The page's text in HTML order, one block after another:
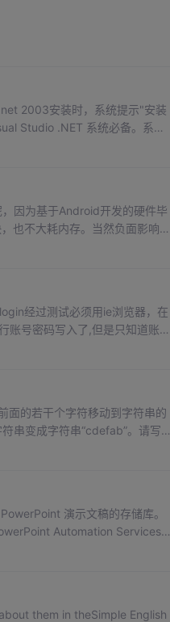
2003安装时，系统提示"安装
Studio .NET 系统必备。系统
程序，以后再安装。" 系统重新
因为基于Android开发的硬件毕
也不大耗内存。当然负面影响也
个xml的实体类，如下： //收藏...
账号密码写入了,但是只知道账号
面的若干个字符移动到字符串的
串变成字符串“cdefab”。请写一
为 O(1)。题目出处：程序员编
演示文稿的存储库。
Automation Services
them in theSimple English